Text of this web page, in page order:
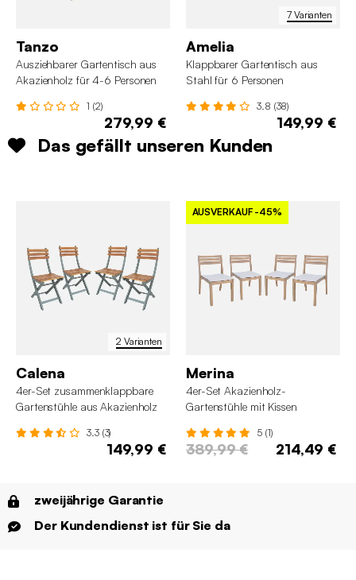
Tanzo
Ausziehbarer Gartentisch aus
Akazienholz für 4-6 Personen
1 (2)
279,99 €
7 Varianten
Amelia
Klappbarer Gartentisch aus
Stahl für 6 Personen
3.8 (38)
149,99 €
Das gefällt unseren Kunden
2 Varianten
Calena
4er-Set zusammenklappbare
Gartenstühle aus Akazienholz
3.3 (3)
149,99 €
AUSVERKAUF -45%
Merina
4er-Set Akazienholz-
Gartenstühle mit Kissen
5 (1)
389,99 € 214,49 €
zweijährige Garantie
Der Kundendienst ist für Sie da